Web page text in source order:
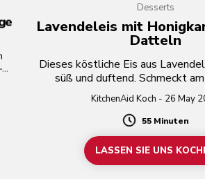
Desserts
Lavendeleis mit
Datteln
Dieses köstliche Eis aus
süß und duftend. Schmeckt
sonnigen
KitchenAid Koch - 26 May
Duration
55 Minuten
LASSEN SIE UNS